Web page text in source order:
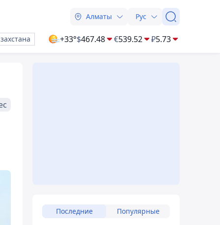
Алматы Рус
+33°$467.48 €539.52 ₽5.73
Последние Популярные